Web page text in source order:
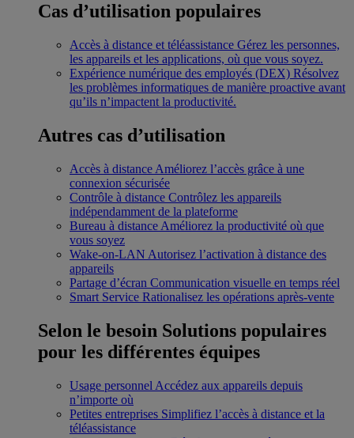
Cas d’utilisation populaires
Accès à distance et téléassistance Gérez les personnes,
les appareils et les applications, où que vous soyez.
Expérience numérique des employés (DEX) Résolvez
les problèmes informatiques de manière proactive avant
qu’ils n’impactent la productivité.
Autres cas d’utilisation
Accès à distance Améliorez l’accès grâce à une
connexion sécurisée
Contrôle à distance Contrôlez les appareils
indépendamment de la plateforme
Bureau à distance Améliorez la productivité où que
vous soyez
Wake-on-LAN Autorisez l’activation à distance des
appareils
Partage d’écran Communication visuelle en temps réel
Smart Service Rationalisez les opérations après-vente
Selon le besoin Solutions populaires
pour les différentes équipes
Usage personnel Accédez aux appareils depuis
n’importe où
Petites entreprises Simplifiez l’accès à distance et la
téléassistance